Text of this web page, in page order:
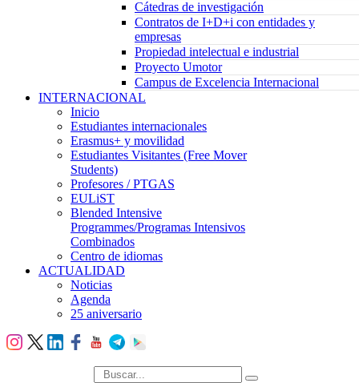
Cátedras de investigación
Contratos de I+D+i con entidades y
empresas
Propiedad intelectual e industrial
Proyecto Umotor
Campus de Excelencia Internacional
INTERNACIONAL
Inicio
Estudiantes internacionales
Erasmus+ y movilidad
Estudiantes Visitantes (Free Mover
Students)
Profesores / PTGAS
EULiST
Blended Intensive
Programmes/Programas Intensivos
Combinados
Centro de idiomas
ACTUALIDAD
Noticias
Agenda
25 aniversario
búsqueda